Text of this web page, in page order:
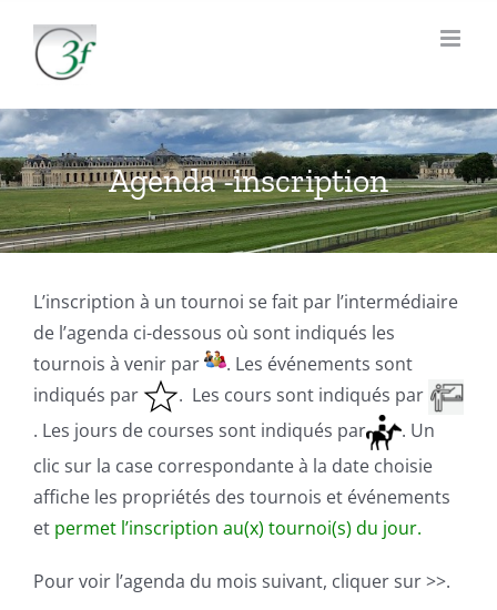
contenu
Agenda -inscription
L’inscription à un tournoi se fait par l’intermédiaire
de l’agenda ci-dessous où sont indiqués les
tournois à venir par
. Les événements sont
indiqués par
. Les cours sont indiqués par
. Les jours de courses sont indiqués par
. Un
clic sur la case correspondante à la date choisie
affiche les propriétés des tournois et événements
et permet l’inscription au(x) tournoi(s) du jour.
Pour voir l’agenda du mois suivant, cliquer sur >>.